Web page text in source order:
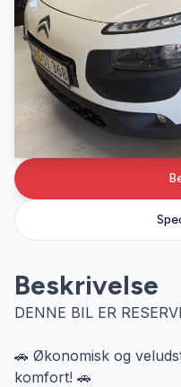
Beskrivelse
DENNE BIL ER
🚗 Økonomisk og
komfort! 🚗